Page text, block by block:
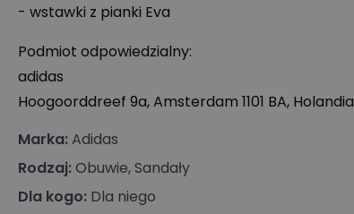
- wstawki z pianki Eva
Podmiot odpowiedzialny:
adidas
Hoogoorddreef 9a, Amsterdam 1101 BA, Holandia
Marka:Adidas
Rodzaj:Obuwie, Sandały
Dla kogo: Dla niego